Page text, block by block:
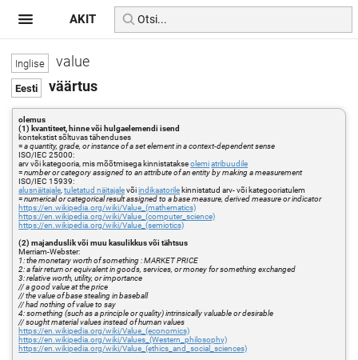
value
väärtus
olemus
(1) kvantiteet, hinne või hulgaelemendi isend
kontekstist sõltuvas tähenduses
=a quantity, grade, or instance of a set element in a context-dependent sense
ISO/IEC 25000:
arv või kategooria, mis mõõtmisega kinnistatakseolemiatribuudile
=number or category assigned to an attribute of an entity by making a measurement
ISO/IEC 15939:
alusnäitajale ,tuletatud näitajalevõiindikaatorile kinnistatud arv- või kategooriatulem
=numerical or categorical result assigned to a base measure, derived measure or indicator
https://en.wikipedia.org/wiki/Value_(mathematics)
https://en.wikipedia.org/wiki/Value_(computer_science)
https://en.wikipedia.org/wiki/Value_(semiotics)
(2) majanduslik või muu kasulikkus või tähtsus
Merriam-Webster:
1: the monetary worth of something : MARKET PRICE
2: a fair return or equivalent in goods, services, or money for something exchanged
3: relative worth, utility, or importance
// a good value at the price
// the value of base stealing in baseball
// had nothing of value to say
4: something (such as a principle or quality) intrinsically valuable or desirable
// sought material values instead of human values
https://en.wikipedia.org/wiki/Value_(economics)
https://en.wikipedia.org/wiki/Values_(Western_philosophy)
https://en.wikipedia.org/wiki/Value_(ethics_and_social_sciences)
AKIT